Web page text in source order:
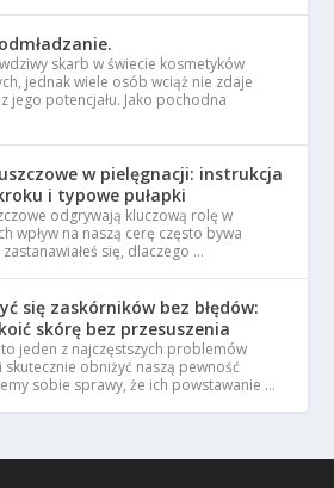
skarb w świecie kosmetyków
jednak wiele osób wciąż nie zdaje
jego potencjału. Jako pochodna
w pielęgnacji: instrukcja
i typowe pułapki
odgrywają kluczową rolę w
wpływ na naszą cerę często bywa
się, dlaczego …
się zaskórników bez błędów:
skórę bez przesuszenia
jeden z najczęstszych problemów
obniżyć naszą pewność
sobie sprawy, że ich powstawanie …